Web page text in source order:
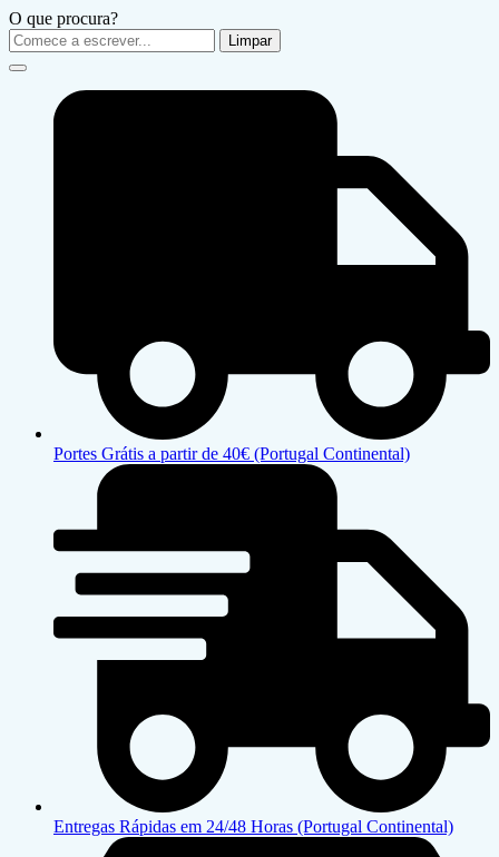
O que procura?
Limpar
Portes Grátis a partir de 40€ (Portugal Continental)
Entregas Rápidas em 24/48 Horas (Portugal Continental)